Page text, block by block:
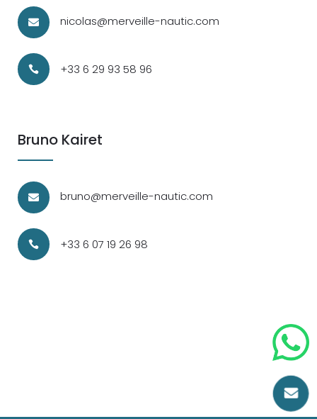
 nicolas@merveille-nautic.com
 +33 6 29 93 58 96
Bruno Kairet
 bruno@merveille-nautic.com
 +33 6 07 19 26 98
